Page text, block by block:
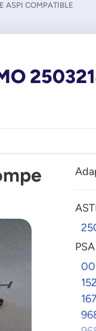
ASPI COMPATIBLE